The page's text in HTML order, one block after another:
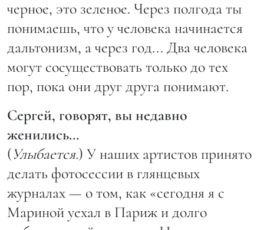
черное, это зеленое. Через полгода ты
понимаешь, что у человека начинается
дальтонизм, а через год... Два человека
могут сосуществовать только до тех
пор, пока они друг друга понимают.
Сергей, говорят, вы недавно
женились…
(Улыбается.) У наших артистов принято
делать фотосессии в глянцевых
журналах — о том, как «сегодня я с
Мариной уехал в Париж и долго